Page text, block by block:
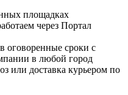
площадках
через Портал
оговоренные сроки с
в любой город
или доставка курьером по